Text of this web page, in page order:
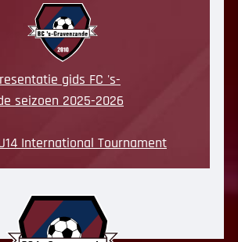
gids FC 's-
seizoen 2025-2026
International Tournament